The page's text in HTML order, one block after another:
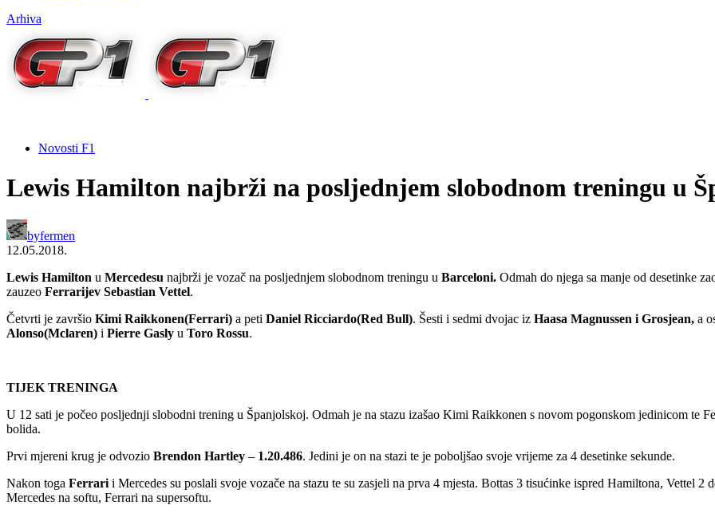
Arhiva
Novosti F1
Lewis Hamilton najbrži na posljednjem slobodnom treningu u
byfermen
12.05.2018.
Lewis Hamilton u Mercedesu najbrži je vozač na posljednjem slobodnom treningu u Barceloni. Odmah do njega sa manje od desetinke
zauzeo Ferrarijev Sebastian Vettel.
Četvrti je završio Kimi Raikkonen(Ferrari) a peti Daniel Ricciardo(Red Bull). Šesti i sedmi dvojac iz Haasa Magnussen i Grosjean, a
Alonso(Mclaren) i Pierre Gasly u Toro Rossu.
TIJEK TRENINGA
U 12 sati je počeo posljednji slobodni trening u Španjolskoj. Odmah je na stazu izašao Kimi Raikkonen s novom pogonskom jedinicom te
bolida.
Prvi mjereni krug je odvozio Brendon Hartley – 1.20.486. Jedini je on na stazi te je poboljšao svoje vrijeme za 4 desetinke sekunde.
Nakon toga Ferrari i Mercedes su poslali svoje vozače na stazu te su zasjeli na prva 4 mjesta. Bottas 3 tisućinke ispred Hamiltona, Vettel 2
Mercedes na softu, Ferrari na supersoftu.